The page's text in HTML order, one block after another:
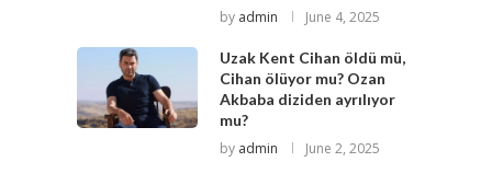
by admin June 4, 2025
Uzak Kent Cihan öldü mü,
Cihan ölüyor mu? Ozan
Akbaba diziden ayrılıyor
mu?
by admin June 2, 2025